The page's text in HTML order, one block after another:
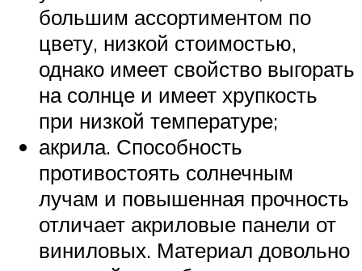
большим ассортиментом по
цвету, низкой стоимостью,
однако имеет свойство выгорать
на солнце и имеет хрупкость
при низкой температуре;
акрила. Способность
противостоять солнечным
лучам и повышенная прочность
отличает акриловые панели от
виниловых. Материал довольно